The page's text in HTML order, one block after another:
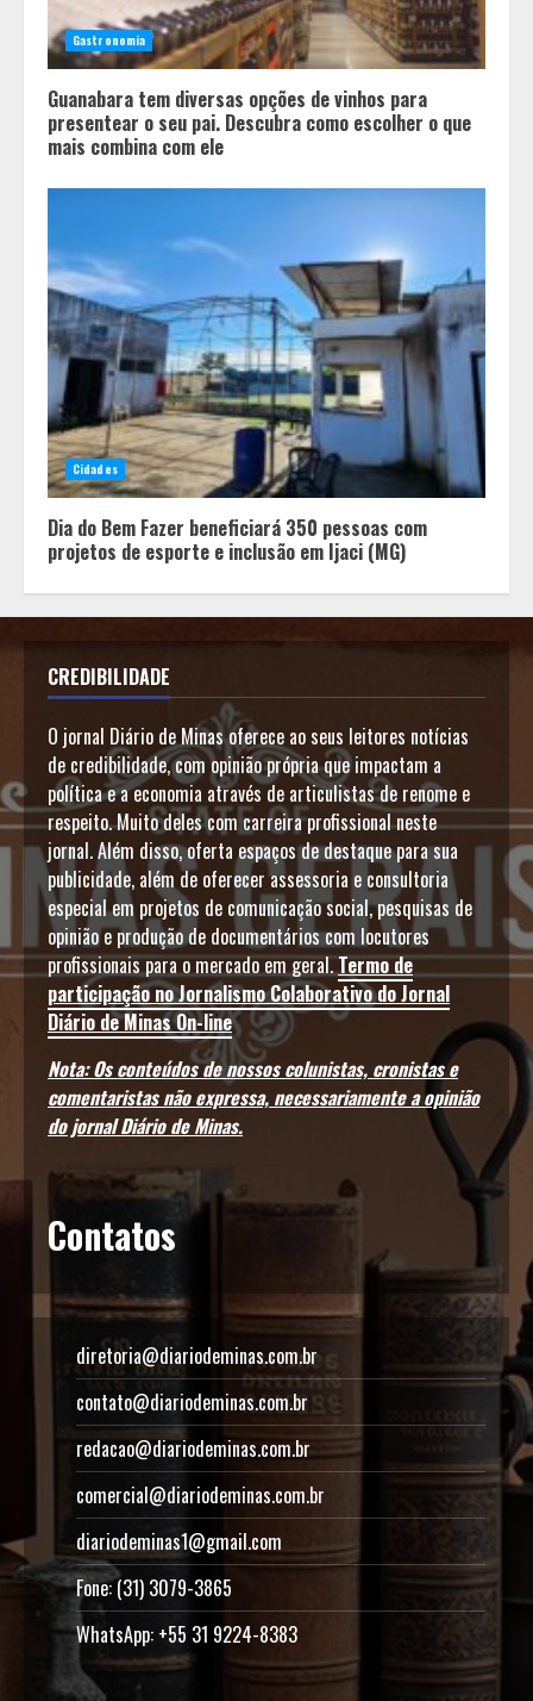
Gastronomia
Guanabara tem diversas opções de vinhos para
presentear o seu pai. Descubra como escolher o que
mais combina com ele
Cidades
Dia do Bem Fazer beneficiará 350 pessoas com
projetos de esporte e inclusão em Ijaci (MG)
CREDIBILIDADE
O jornal Diário de Minas oferece ao seus leitores notícias
de credibilidade, com opinião própria que impactam a
política e a economia através de articulistas de renome e
respeito. Muito deles com carreira profissional neste
jornal. Além disso, oferta espaços de destaque para sua
publicidade, além de oferecer assessoria e consultoria
especial em projetos de comunicação social, pesquisas de
opinião e produção de documentários com locutores
profissionais para o mercado em geral.Termo de
participação no Jornalismo Colaborativo do Jornal
Diário de Minas On-line
Nota: Os conteúdos de nossos colunistas, cronistas e
comentaristas não expressa, necessariamente a opinião
do jornal Diário de Minas.
Contatos
diretoria@diariodeminas.com.br
contato@diariodeminas.com.br
redacao@diariodeminas.com.br
comercial@diariodeminas.com.br
diariodeminas1@gmail.com
Fone: (31) 3079-3865
WhatsApp: +55 31 9224-8383